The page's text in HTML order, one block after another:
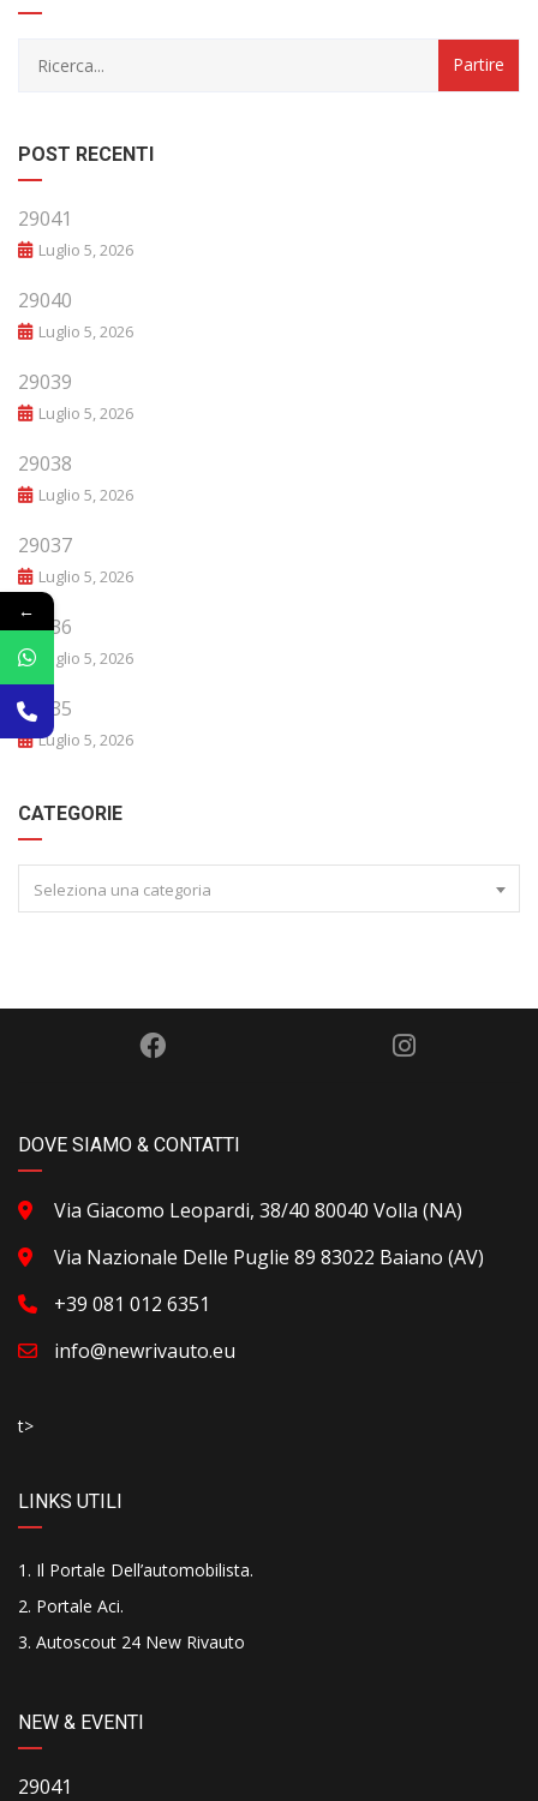
POST RECENTI
29041
Luglio 5, 2026
29040
Luglio 5, 2026
29039
Luglio 5, 2026
29038
Luglio 5, 2026
29037
Luglio 5, 2026
29036
Luglio 5, 2026
29035
Luglio 5, 2026
CATEGORIE
Seleziona una categoria
DOVE SIAMO & CONTATTI
Via Giacomo Leopardi, 38/40 80040 Volla (NA)
Via Nazionale Delle Puglie 89 83022 Baiano (AV)
+39 081 012 6351
info@newrivauto.eu
t>
LINKS UTILI
Il Portale Dell’automobilista.
Portale Aci.
Autoscout 24 New Rivauto
NEW & EVENTI
29041
←